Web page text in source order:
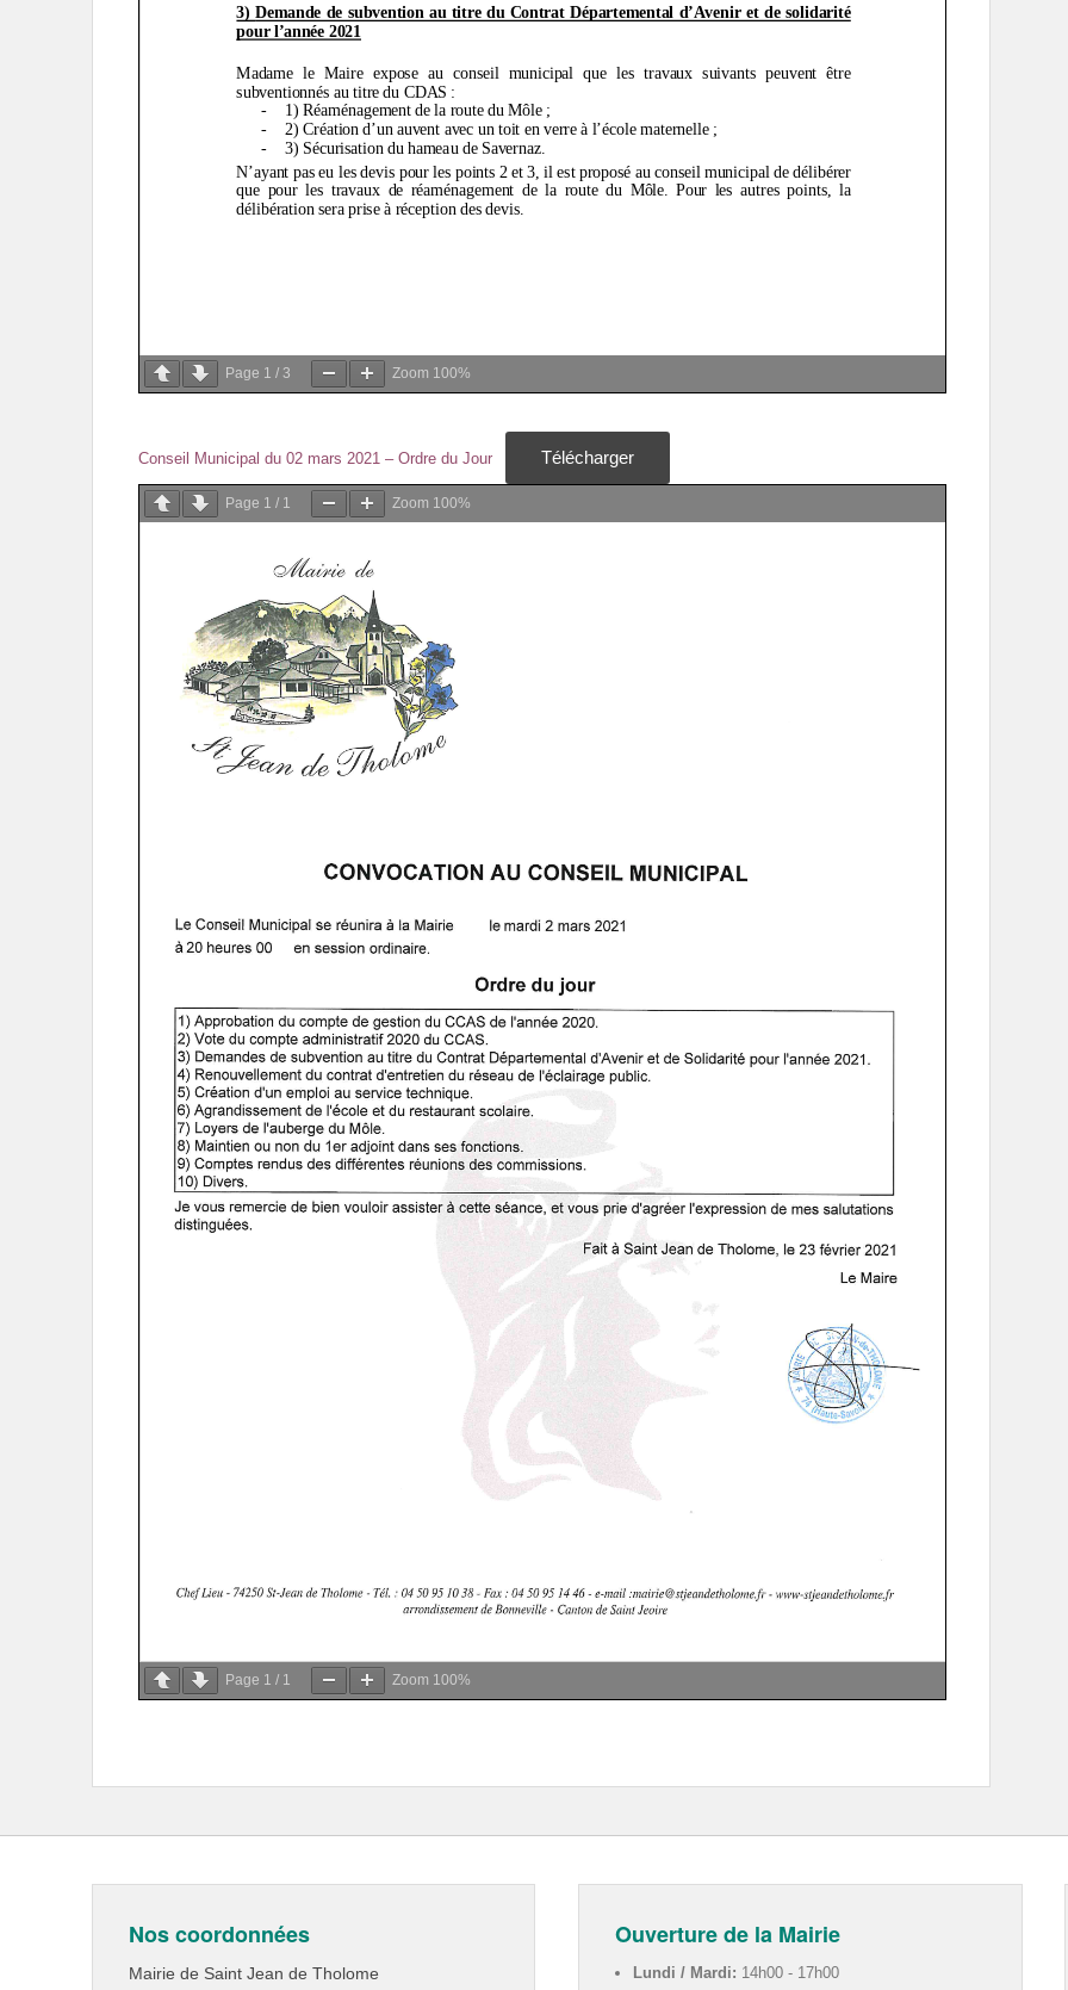
Page 1 / 3 Zoom 100%
Conseil Municipal du 02 mars 2021 – Ordre du Jour Télécharger
Page 1 / 1 Zoom 100%
Page 1 / 1 Zoom 100%
Nos coordonnées
Mairie de Saint Jean de Tholome
Ouverture de la Mairie
Lundi / Mardi: 14h00 - 17h00